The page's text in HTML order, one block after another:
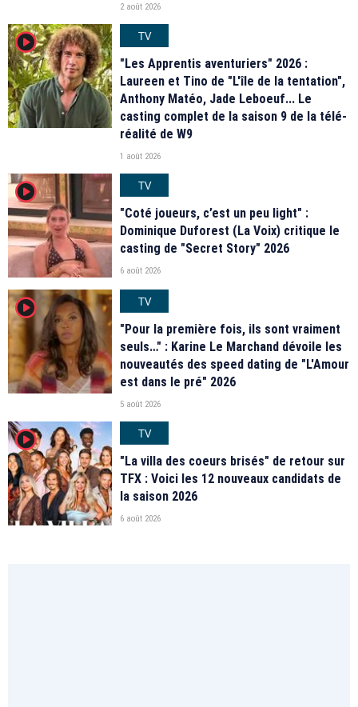
2 août 2026
player2
TV
"Les Apprentis aventuriers" 2026 :
Laureen et Tino de "L'île de la tentation",
Anthony Matéo, Jade Leboeuf... Le
casting complet de la saison 9 de la télé-
réalité de W9
1 août 2026
player2
TV
"Coté joueurs, c’est un peu light" :
Dominique Duforest (La Voix) critique le
casting de "Secret Story" 2026
6 août 2026
player2
TV
"Pour la première fois, ils sont vraiment
seuls…" : Karine Le Marchand dévoile les
nouveautés des speed dating de "L'Amour
est dans le pré" 2026
5 août 2026
player2
TV
"La villa des coeurs brisés" de retour sur
TFX : Voici les 12 nouveaux candidats de
la saison 2026
6 août 2026